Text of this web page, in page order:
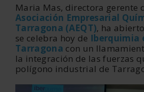
Maria Mas, directora gerente
Asociación Empresarial
Tarragona (AEQT), ha
se celebra hoy de Iberquimia
Tarragona con un
la integración de las fuerzas
polígono industrial de